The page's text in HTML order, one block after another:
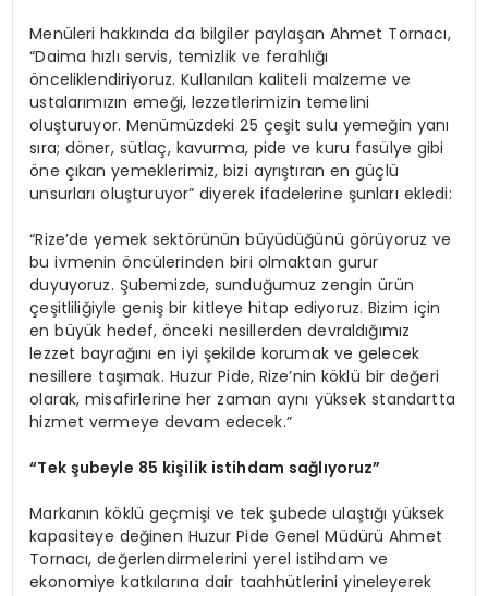
Menüleri hakkında da bilgiler paylaşan Ahmet Tornacı,
“Daima hızlı servis, temizlik ve ferahlığı
önceliklendiriyoruz. Kullanılan kaliteli malzeme ve
ustalarımızın emeği, lezzetlerimizin temelini
oluşturuyor. Menümüzdeki 25 çeşit sulu yemeğin yanı
sıra; döner, sütlaç, kavurma, pide ve kuru fasülye gibi
öne çıkan yemeklerimiz, bizi ayrıştıran en güçlü
unsurları oluşturuyor” diyerek ifadelerine şunları ekledi:
“Rize’de yemek sektörünün büyüdüğünü görüyoruz ve
bu ivmenin öncülerinden biri olmaktan gurur
duyuyoruz. Şubemizde, sunduğumuz zengin ürün
çeşitliliğiyle geniş bir kitleye hitap ediyoruz. Bizim için
en büyük hedef, önceki nesillerden devraldığımız
lezzet bayrağını en iyi şekilde korumak ve gelecek
nesillere taşımak. Huzur Pide, Rize’nin köklü bir değeri
olarak, misafirlerine her zaman aynı yüksek standartta
hizmet vermeye devam edecek.”
“Tek şubeyle 85 kişilik istihdam sağlıyoruz”
Markanın köklü geçmişi ve tek şubede ulaştığı yüksek
kapasiteye değinen Huzur Pide Genel Müdürü Ahmet
Tornacı, değerlendirmelerini yerel istihdam ve
ekonomiye katkılarına dair taahhütlerini yineleyerek